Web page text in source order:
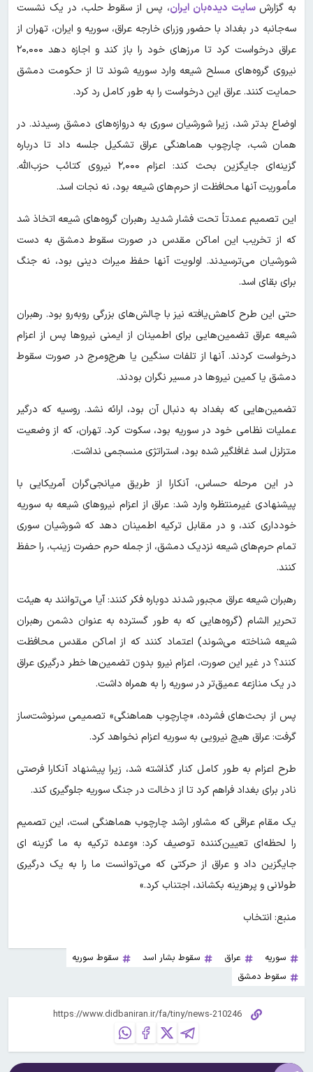
به گزارش سایت دیده‌بان ایران، پس از سقوط حلب، در یک نشست
سه‌جانبه در بغداد با حضور وزرای خارجه عراق، سوریه و ایران، تهران از
عراق درخواست کرد تا مرزهای خود را باز کند و اجازه دهد ۲۰,۰۰۰
نیروی گروه‌های مسلح شیعه وارد سوریه شوند تا از حکومت دمشق
حمایت کنند. عراق این درخواست را به طور کامل رد کرد.
اوضاع بدتر شد، زیرا شورشیان سوری به دروازه‌های دمشق رسیدند. در
همان شب، چارچوب هماهنگی عراق تشکیل جلسه داد تا درباره
گزینه‌ای جایگزین بحث کند: اعزام ۲,۰۰۰ نیروی کتائب حزب‌الله.
مأموریت آنها محافظت از حرم‌های شیعه بود، نه نجات اسد.
این تصمیم عمدتاً تحت فشار شدید رهبران گروه‌های شیعه اتخاذ شد
که از تخریب این اماکن مقدس در صورت سقوط دمشق به دست
شورشیان می‌ترسیدند. اولویت آنها حفظ میراث دینی بود، نه جنگ
برای بقای اسد.
حتی این طرح کاهش‌یافته نیز با چالش‌های بزرگی روبه‌رو بود. رهبران
شیعه عراق تضمین‌هایی برای اطمینان از ایمنی نیروها پس از اعزام
درخواست کردند. آنها از تلفات سنگین یا هرج‌ومرج در صورت سقوط
دمشق یا کمین نیروها در مسیر نگران بودند.
تضمین‌هایی که بغداد به دنبال آن بود، ارائه نشد. روسیه که درگیر
عملیات نظامی خود در سوریه بود، سکوت کرد. تهران، که از وضعیت
متزلزل اسد غافلگیر شده بود، استراتژی منسجمی نداشت.
در این مرحله حساس، آنکارا از طریق میانجی‌گران آمریکایی با
پیشنهادی غیرمنتظره وارد شد: عراق از اعزام نیروهای شیعه به سوریه
خودداری کند، و در مقابل ترکیه اطمینان دهد که شورشیان سوری
تمام حرم‌های شیعه نزدیک دمشق، از جمله حرم حضرت زینب، را حفظ
کنند.
رهبران شیعه عراق مجبور شدند دوباره فکر کنند: آیا می‌توانند به هیئت
تحریر الشام (گروه‌هایی که به طور گسترده به عنوان دشمن رهبران
شیعه شناخته می‌شوند) اعتماد کنند که از اماکن مقدس محافظت
کنند؟ در غیر این صورت، اعزام نیرو بدون تضمین‌ها خطر درگیری عراق
در یک منازعه عمیق‌تر در سوریه را به همراه داشت.
پس از بحث‌های فشرده، «چارچوب هماهنگی» تصمیمی سرنوشت‌ساز
گرفت: عراق هیچ نیرویی به سوریه اعزام نخواهد کرد.
طرح اعزام به طور کامل کنار گذاشته شد، زیرا پیشنهاد آنکارا فرصتی
نادر برای بغداد فراهم کرد تا از دخالت در جنگ سوریه جلوگیری کند.
یک مقام عراقی که مشاور ارشد چارچوب هماهنگی است، این تصمیم
را لحظه‌ای تعیین‌کننده توصیف کرد: «وعده ترکیه به ما گزینه ای
جایگزین داد و عراق از حرکتی که می‌توانست ما را به یک درگیری
طولانی و پرهزینه بکشاند، اجتناب کرد.»
منبع: انتخاب
سوریه عراق سقوط بشار اسد
سقوط سوریه
سقوط دمشق